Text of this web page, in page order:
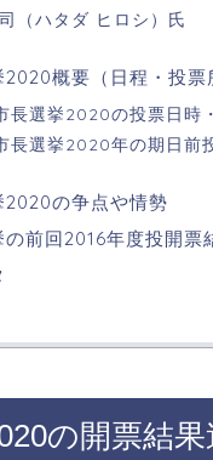
（ハタダ ヒロシ）氏
概要（日程・投票
長選挙2020の投票日時
長選挙2020年の期日前
2020の争点や情勢
前回2016年度投開票
の開票結